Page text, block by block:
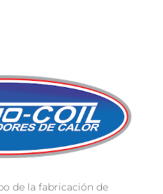
de la fabricación de